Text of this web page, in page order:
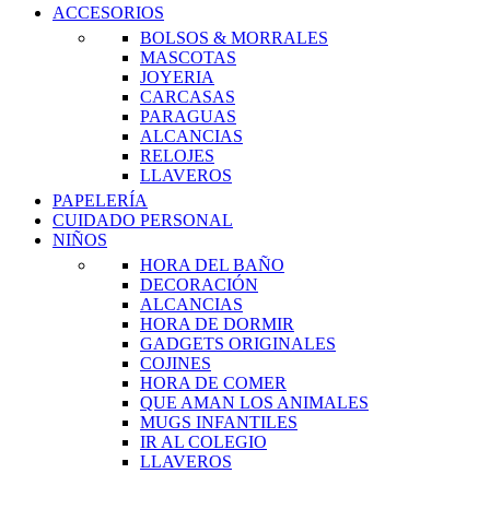
ACCESORIOS
BOLSOS & MORRALES
MASCOTAS
JOYERIA
CARCASAS
PARAGUAS
ALCANCIAS
RELOJES
LLAVEROS
PAPELERÍA
CUIDADO PERSONAL
NIÑOS
HORA DEL BAÑO
DECORACIÓN
ALCANCIAS
HORA DE DORMIR
GADGETS ORIGINALES
COJINES
HORA DE COMER
QUE AMAN LOS ANIMALES
MUGS INFANTILES
IR AL COLEGIO
LLAVEROS